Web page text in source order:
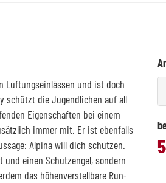
Lüftungseinlässen und ist doch
schützt die Jugendlichen auf all
Eigenschaften bei einem
immer mit. Er ist ebenfalls
Alpina will dich schützen.
einen Schutzengel, sondern
das höhenverstellbare Run-